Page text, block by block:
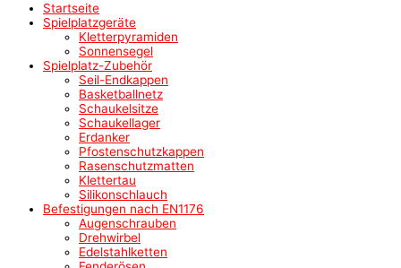
Startseite
Spielplatzgeräte
Kletterpyramiden
Sonnensegel
Spielplatz-Zubehör
Seil-Endkappen
Basketballnetz
Schaukelsitze
Schaukellager
Erdanker
Pfostenschutzkappen
Rasenschutzmatten
Klettertau
Silikonschlauch
Befestigungen nach EN1176
Augenschrauben
Drehwirbel
Edelstahlketten